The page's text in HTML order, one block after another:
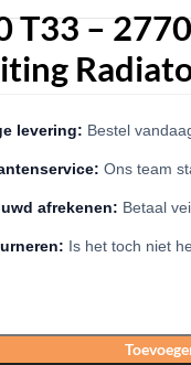
T33 –
levering: Bestel
Ons team
afrekenen: Betaal
Is het toch niet